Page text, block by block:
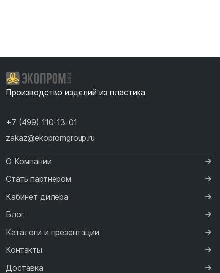
Производство изделий из пластика
+7 (499) 110-13-01
zakaz@ekopromgroup.ru
О Компании
Стать партнером
Кабинет дилера
Блог
Каталоги и презентации
Контакты
Доставка